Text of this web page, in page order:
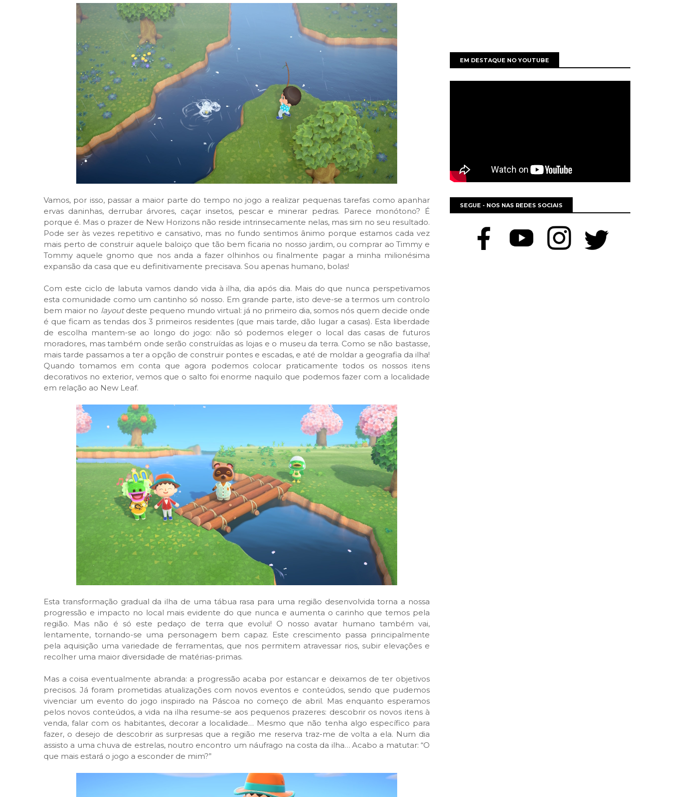
Vamos, por isso, passar a maior parte do tempo no jogo a realizar pequenas tarefas como apanhar
ervas daninhas, derrubar árvores, caçar insetos, pescar e minerar pedras. Parece monótono? É
porque é. Mas o prazer de New Horizons não reside intrinsecamente nelas, mas sim no seu resultado.
Pode ser às vezes repetitivo e cansativo, mas no fundo sentimos ânimo porque estamos cada vez
mais perto de construir aquele baloiço que tão bem ficaria no nosso jardim, ou comprar ao Timmy e
Tommy aquele gnomo que nos anda a fazer olhinhos ou finalmente pagar a minha milionésima
expansão da casa que eu definitivamente precisava. Sou apenas humano, bolas!
Com este ciclo de labuta vamos dando vida à ilha, dia após dia. Mais do que nunca perspetivamos
esta comunidade como um cantinho só nosso. Em grande parte, isto deve-se a termos um controlo
bem maior no layout deste pequeno mundo virtual: já no primeiro dia, somos nós quem decide onde
é que ficam as tendas dos 3 primeiros residentes (que mais tarde, dão lugar a casas). Esta liberdade
de escolha mantem-se ao longo do jogo: não só podemos eleger o local das casas de futuros
moradores, mas também onde serão construídas as lojas e o museu da terra. Como se não bastasse,
mais tarde passamos a ter a opção de construir pontes e escadas, e até de moldar a geografia da ilha!
Quando tomamos em conta que agora podemos colocar praticamente todos os nossos itens
decorativos no exterior, vemos que o salto foi enorme naquilo que podemos fazer com a localidade
em relação ao New Leaf.
Esta transformação gradual da ilha de uma tábua rasa para uma região desenvolvida torna a nossa
progressão e impacto no local mais evidente do que nunca e aumenta o carinho que temos pela
região. Mas não é só este pedaço de terra que evolui! O nosso avatar humano também vai,
lentamente, tornando-se uma personagem bem capaz. Este crescimento passa principalmente
pela aquisição uma variedade de ferramentas, que nos permitem atravessar rios, subir elevações e
recolher uma maior diversidade de matérias-primas.
Mas a coisa eventualmente abranda: a progressão acaba por estancar e deixamos de ter objetivos
precisos. Já foram prometidas atualizações com novos eventos e conteúdos, sendo que pudemos
vivenciar um evento do jogo inspirado na Páscoa no começo de abril. Mas enquanto esperamos
pelos novos conteúdos, a vida na ilha resume-se aos pequenos prazeres: descobrir os novos itens à
venda, falar com os habitantes, decorar a localidade… Mesmo que não tenha algo específico para
fazer, o desejo de descobrir as surpresas que a região me reserva traz-me de volta a ela. Num dia
assisto a uma chuva de estrelas, noutro encontro um náufrago na costa da ilha… Acabo a matutar: “O
que mais estará o jogo a esconder de mim?”
EM DESTAQUE NO YOUTUBE
SEGUE - NOS NAS REDES SOCIAIS